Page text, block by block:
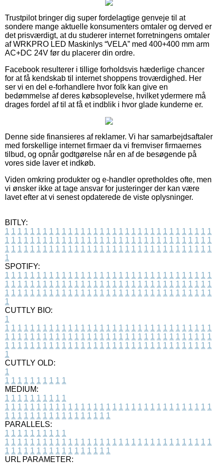
Trustpilot bringer dig super fordelagtige genveje til at
sondere mange aktuelle konsumenters omtaler og derved er
det prisværdigt, at du studerer internet forretningens omtaler
af WRKPRO LED Maskinlys “VELA” med 400+400 mm arm
AC+DC 24V før du placerer din ordre.
Facebook resulterer i tillige forholdsvis hæderlige chancer
for at få kendskab til internet shoppens troværdighed. Her
ser vi en del e-forhandlere hvor folk kan give en
bedømmelse af deres købsoplevelse, hvilket ydermere må
drages fordel af til at få et indblik i hvor glade kunderne er.
Denne side finansieres af reklamer. Vi har samarbejdsaftaler
med forskellige internet firmaer da vi fremviser firmaernes
tilbud, og opnår godtgørelse når en af de besøgende på
vores side laver et indkøb.
Viden omkring produkter og e-handler opretholdes ofte, men
vi ønsker ikke at tage ansvar for justeringer der kan være
lavet efter at vi senest opdaterede de viste oplysninger.
BITLY:
1 1 1 1 1 1 1 1 1 1 1 1 1 1 1 1 1 1 1 1 1 1 1 1 1 1 1 1 1 1 1 1 1
1 1 1 1 1 1 1 1 1 1 1 1 1 1 1 1 1 1 1 1 1 1 1 1 1 1 1 1 1 1 1 1 1
1 1 1 1 1 1 1 1 1 1 1 1 1 1 1 1 1 1 1 1 1 1 1 1 1 1 1 1 1 1 1 1 1
1
SPOTIFY:
1 1 1 1 1 1 1 1 1 1 1 1 1 1 1 1 1 1 1 1 1 1 1 1 1 1 1 1 1 1 1 1 1
1 1 1 1 1 1 1 1 1 1 1 1 1 1 1 1 1 1 1 1 1 1 1 1 1 1 1 1 1 1 1 1 1
1 1 1 1 1 1 1 1 1 1 1 1 1 1 1 1 1 1 1 1 1 1 1 1 1 1 1 1 1 1 1 1 1
1
CUTTLY BIO:
1
1 1 1 1 1 1 1 1 1 1 1 1 1 1 1 1 1 1 1 1 1 1 1 1 1 1 1 1 1 1 1 1 1
1 1 1 1 1 1 1 1 1 1 1 1 1 1 1 1 1 1 1 1 1 1 1 1 1 1 1 1 1 1 1 1 1
1 1 1 1 1 1 1 1 1 1 1 1 1 1 1 1 1 1 1 1 1 1 1 1 1 1 1 1 1 1 1 1 1
1
CUTTLY OLD:
1
1 1 1 1 1 1 1 1 1 1
MEDIUM:
1 1 1 1 1 1 1 1 1 1
1 1 1 1 1 1 1 1 1 1 1 1 1 1 1 1 1 1 1 1 1 1 1 1 1 1 1 1 1 1 1 1 1
1 1 1 1 1 1 1 1 1 1 1 1 1 1 1 1 1
PARALLELS:
1 1 1 1 1 1 1 1 1 1
1 1 1 1 1 1 1 1 1 1 1 1 1 1 1 1 1 1 1 1 1 1 1 1 1 1 1 1 1 1 1 1 1
1 1 1 1 1 1 1 1 1 1 1 1 1 1 1 1 1
URL PARAMETER: